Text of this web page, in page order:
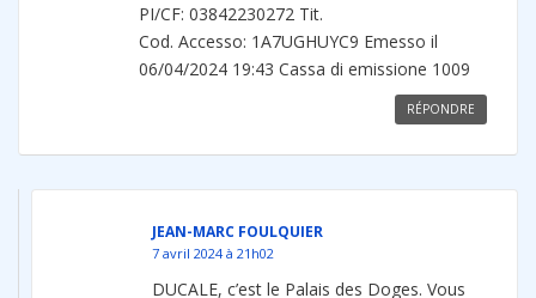
PI/CF: 03842230272 Tit.
Cod. Accesso: 1A7UGHUYC9 Emesso il
06/04/2024 19:43 Cassa di emissione 1009
RÉPONDRE
JEAN-MARC FOULQUIER
7 avril 2024 à 21h02
DUCALE, c’est le Palais des Doges. Vous